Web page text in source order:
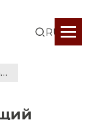
RUS
9 декабря Управляющий партнер Сергей Бородин принял...